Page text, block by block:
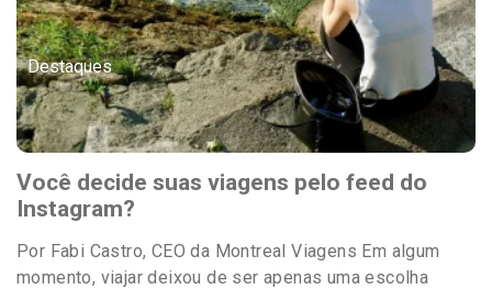
Destaques
Você decide suas viagens pelo feed do
Instagram?
Por Fabi Castro, CEO da Montreal Viagens Em algum
momento, viajar deixou de ser apenas uma escolha